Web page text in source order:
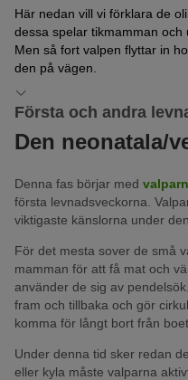
Här nedan vill vi förklara de
dessa spelar tikmamman
Men så fort valpen flyttar in
den på vägen.
Första och andra
Den neonatala/
Denna fas börjar med
första levnadsveckorna.
viktigaste känslorna under
För det mesta sover de små
mamman för att få mat och
använder de sig av
fram och tillbaka och gör
komma för långt bort från boet.
Under denna tid sker redan
eller kyla måste valparna